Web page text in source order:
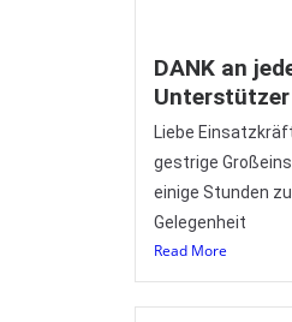
DANK an
Unterstützer
Liebe
gestrige
einige Stunden
Gelegenheit
Read More